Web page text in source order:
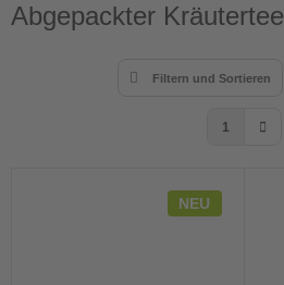
Abgepackter Kräutertee
Filtern und Sortieren
1
NEU